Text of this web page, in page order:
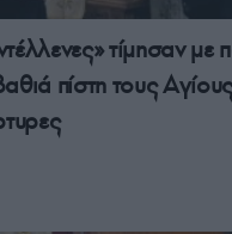
τίμησαν με
πίστη τους